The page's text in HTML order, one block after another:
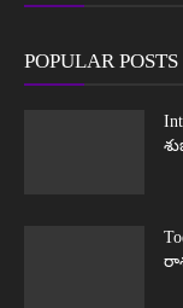
POPULAR POSTS